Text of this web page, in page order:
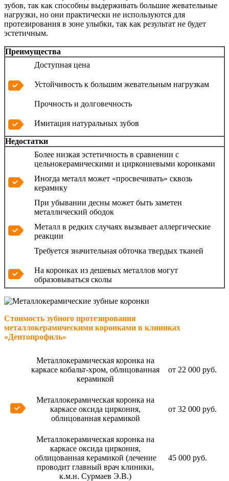
зубов, так как способны выдерживать большие жевательные
нагрузки, но они практически не используются для
протезирования в зоне улыбки, так как результат не будет
эстетичным.
Преимущества
Доступная цена
Устойчивость к большим жевательным нагрузкам
Прочность и долговечность
Имитация натуральных зубов
Недостатки
Более низкая эстетичность в сравнении с
цельнокерамическими и циркониевыми коронками
Иногда металл может «просвечивать» сквозь
керамику
При убывании десны может быть заметен
металлический ободок
Металл в редких случаях вызывает аллергические
реакции
Требуется значительная обточка твердых тканей
На коронках из дешевых металлов могут
образовываться сколы
Стоимость зубного протезирования
металлокерамическими коронками в клиниках
«Дентопрофиль»
Металлокерамическая коронка на
каркасе кобальт-хром, облицованная
керамикой
от 22 000 руб.
Металлокерамическая коронка на
каркасе оксида циркония,
облицованная керамикой
от 32 000 руб.
Металлокерамическая коронка на
каркасе оксида циркония,
облицованная керамикой (лечение
проводит главный врач клиники,
к.м.н. Сурмаев Э.В.)
45 000 руб.